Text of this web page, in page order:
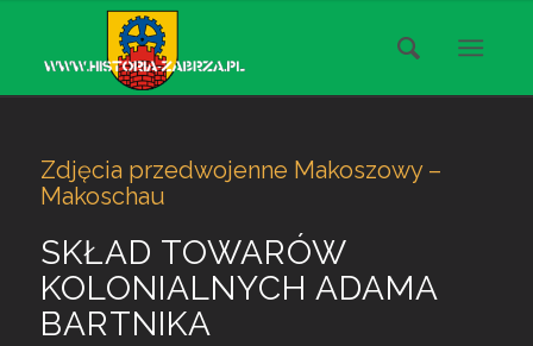
Zdjęcia przedwojenne Makoszowy –
Makoschau
SKŁAD TOWARÓW
KOLONIALNYCH ADAMA
BARTNIKA